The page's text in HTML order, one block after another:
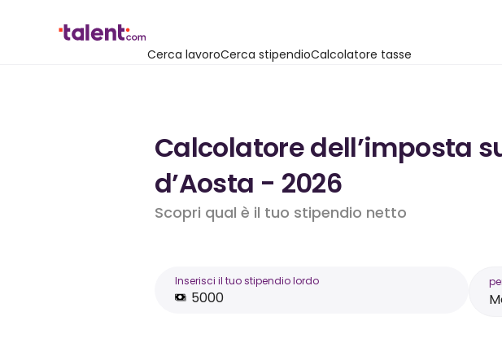
Cerca lavoroCerca stipendioCalcolatore tasse
Calcolatore dell’imposta
d’Aosta - 2026
Scopri qual è il tuo stipendio netto
Inserisci il tuo stipendio lordo